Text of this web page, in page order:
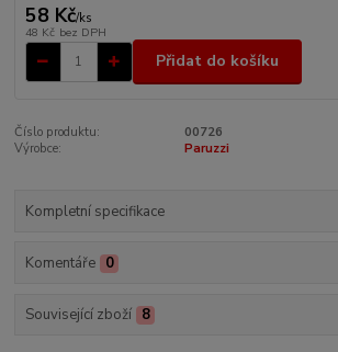
58 Kč/ks
48 Kč bez DPH
Přidat do košíku
Číslo produktu:
00726
Výrobce:
Paruzzi
Kompletní specifikace
Komentáře 0
Související zboží 8